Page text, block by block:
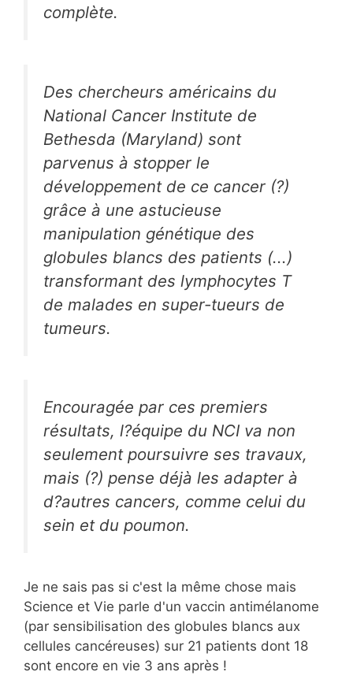
complète.
Des chercheurs américains du
National Cancer Institute de
Bethesda (Maryland) sont
parvenus à stopper le
développement de ce cancer (?)
grâce à une astucieuse
manipulation génétique des
globules blancs des patients (...)
transformant des lymphocytes T
de malades en super-tueurs de
tumeurs.
Encouragée par ces premiers
résultats, l?équipe du NCI va non
seulement poursuivre ses travaux,
mais (?) pense déjà les adapter à
d?autres cancers, comme celui du
sein et du poumon.
Je ne sais pas si c'est la même chose mais
Science et Vie parle d'un vaccin antimélanome
(par sensibilisation des globules blancs aux
cellules cancéreuses) sur 21 patients dont 18
sont encore en vie 3 ans après !